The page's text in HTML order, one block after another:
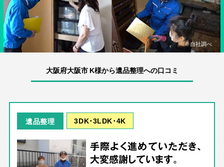
※自社調べ
大阪府大阪市 K様から遺品整理への口コミ
遺品整理 3DK･3LDK･4K
手際よく進めていただき、
大変感謝しています。